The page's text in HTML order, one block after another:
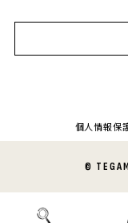
個人情報保
©